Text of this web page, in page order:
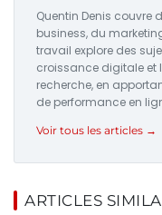
Quentin Denis couvre
business, du
travail explore des
croissance digitale et
recherche, en
de performance en
Voir tous les articles →
ARTICLES